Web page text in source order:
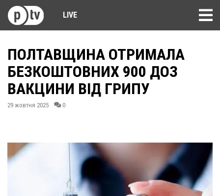
LIVE
ПОЛТАВЩИНА ОТРИМАЛА
БЕЗКОШТОВНИХ 900 ДОЗ
ВАКЦИНИ ВІД ГРИПУ
29 жовтня 2025 0